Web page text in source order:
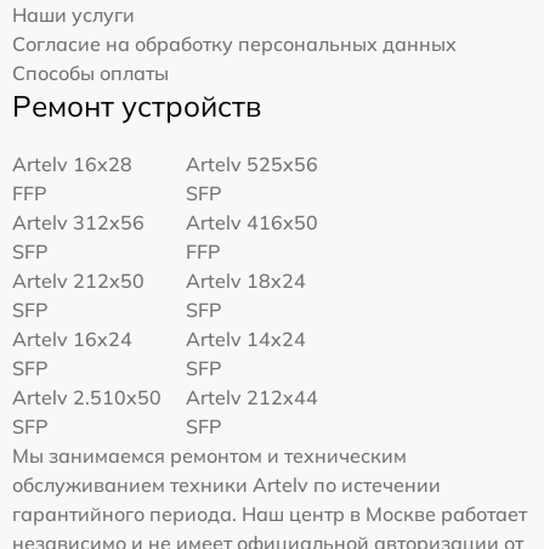
Наши услуги
Согласие на обработку персональных данных
Способы оплаты
Ремонт устройств
Artelv 16x28
FFP
Artelv 525x56
SFP
Artelv 312x56
SFP
Artelv 416x50
FFP
Artelv 212x50
SFP
Artelv 18x24
SFP
Artelv 16x24
SFP
Artelv 14x24
SFP
Artelv 2.510x50
SFP
Artelv 212x44
SFP
Мы занимаемся ремонтом и техническим
обслуживанием техники Artelv по истечении
гарантийного периода. Наш центр в Москве работает
независимо и не имеет официальной авторизации от